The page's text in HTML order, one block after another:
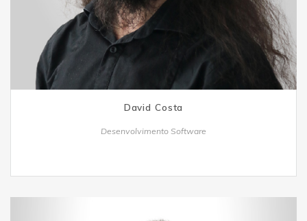
David Costa
Desenvolvimento Software